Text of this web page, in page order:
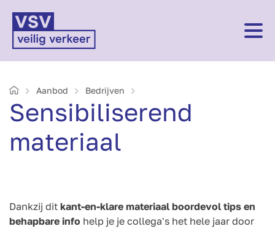
HomeAanbod Bedrijven
Sensibiliserend
materiaal
Dankzij dit kant-en-klare materiaal boordevol tips en
behapbare info help je je collega's het hele jaar door